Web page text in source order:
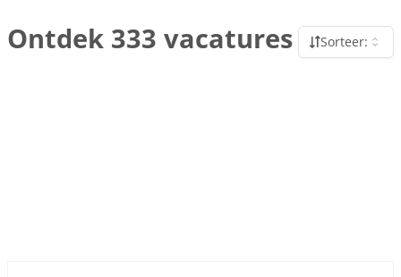
Ontdek 333 vacatures Sorteer: